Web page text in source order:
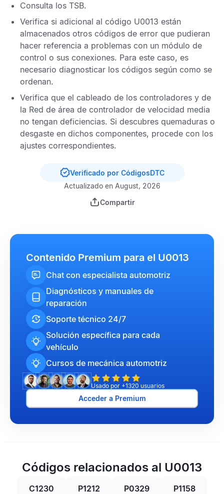
Consulta los TSB.
Verifica si adicional al código U0013 están
almacenados otros códigos de error que pudieran
hacer referencia a problemas con un módulo de
control o sus conexiones. Para este caso, es
necesario diagnosticar los códigos según como se
ordenan.
Verifica que el cableado de los controladores y de
la Red de área de controlador de velocidad media
no tengan deficiencias. Si descubres quemaduras o
desgaste en dichos componentes, procede con los
ajustes correspondientes.
Verificado por CódigosDTC
Actualizado en August, 2026
Compartir
Contenido Premium para el U0013
Chat con especialista automotriz
Diagnósticos y manuales de
reparación
Soporte técnico 24/7
Solución específica para cada
vehículo
Cursos de mecánica automotriz
Usado por +1320 usuarios
Acceder a Premium
Códigos relacionados al U0013
C1230 P1212 P0329 P1158